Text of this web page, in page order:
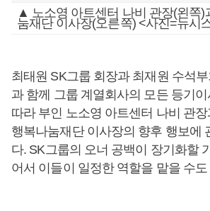
▲ 노소영 아트센터 나비 관장(왼쪽)
눔재단 이사장(오른쪽) <사진=뉴시
최태원 SK그룹 회장과 최재원 수석
과 함께 그룹 계열회사의 모든 등기이
따라 부인 노소영 아트센터 나비 관
행복나눔재단 이사장의 향후 행보에
다. SK그룹의 오너 공백이 장기화할
어서 이들이 일정한 역할을 맡을 수